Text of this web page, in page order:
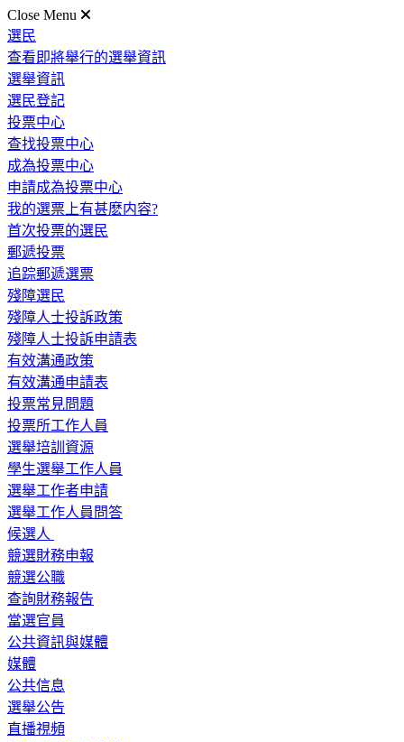
Close Menu
選民
查看即將舉行的選舉資訊
選舉資訊
選民登記
投票中心
查找投票中心
成為投票中心
申請成為投票中心
我的選票上有甚麽内容?
首次投票的選民
郵遞投票
追踪郵遞選票
殘障選民
殘障人士投訴政策
殘障人士投訴申請表
有效溝通政策
有效溝通申請表
投票常見問題
投票所工作人員
選舉培訓資源
學生選舉工作人員
選舉工作者申請
選舉工作人員問答
候選人
競選財務申報
競選公職
查詢財務報告
當選官員
公共資訊與媒體
媒體
公共信息
選舉公告
直播視頻